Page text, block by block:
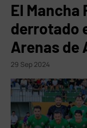
El Mancha
derrotado
Arenas de
29 Sep 2024